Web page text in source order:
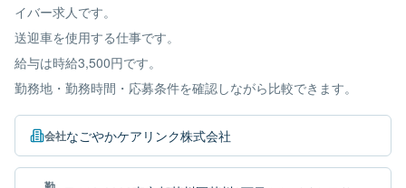
イバー求人です。
送迎車を使用する仕事です。
給与は時給3,500円です。
勤務地・勤務時間・応募条件を確認しながら比較できます。
会社なごやかケアリンク株式会社